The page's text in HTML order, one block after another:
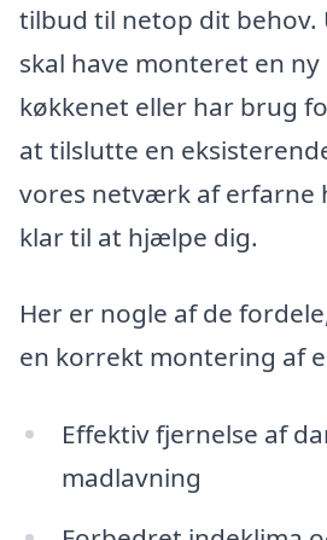
tilbud til netop dit behov.
skal have monteret en
køkkenet eller har brug
at tilslutte en
vores netværk af erfarne
klar til at hjælpe dig.
Her er nogle af de
en korrekt montering af
Effektiv fjernelse af
madlavning